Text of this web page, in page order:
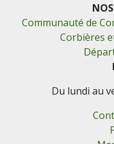
Communauté de
Corbières
Du lundi au